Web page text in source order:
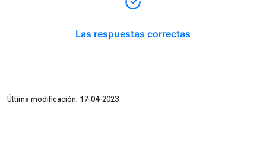
Las respuestas correctas
Última modificación: 17-04-2023